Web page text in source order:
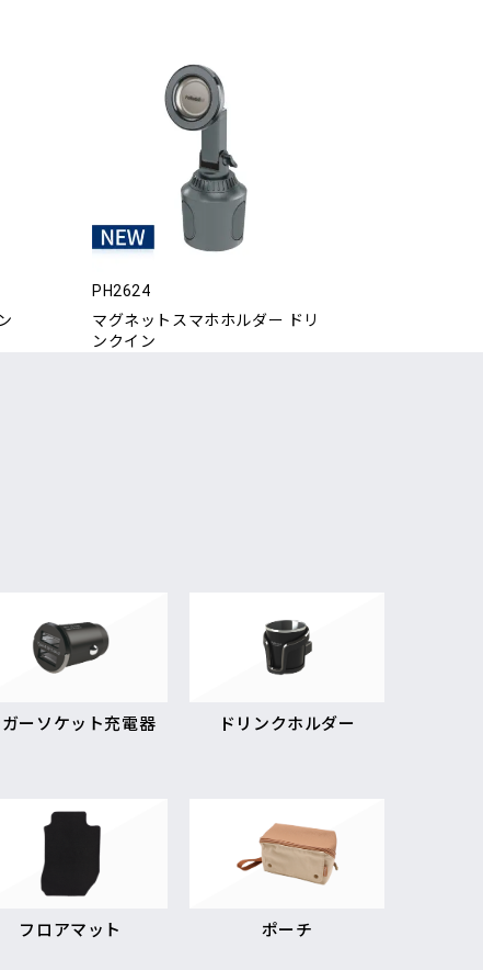
PH2624
マグネットスマホホルダー ドリ
ンクイン
ーソケット充電器 ドリンクホルダー
フロアマット ポーチ